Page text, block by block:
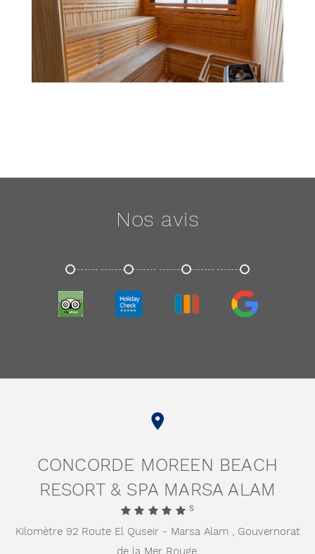
Nos avis
CONCORDE MOREEN BEACH
RESORT & SPA MARSA ALAM
S
Kilomètre 92 Route El Quseir - Marsa Alam , Gouvernorat
de la Mer Rouge,